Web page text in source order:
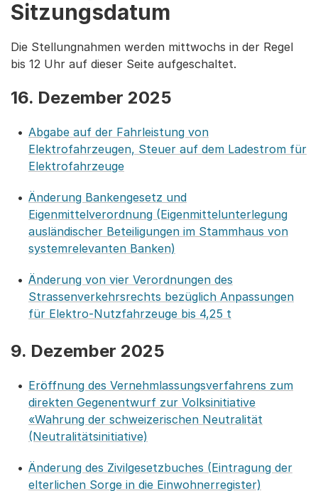
Sitzungsdatum
Die Stellungnahmen werden mittwochs in der Regel
bis 12 Uhr auf dieser Seite aufgeschaltet.
16. Dezember 2025
Abgabe auf der Fahrleistung von
Elektrofahrzeugen, Steuer auf dem Ladestrom für
Elektrofahrzeuge
Änderung Bankengesetz und
Eigenmittelverordnung (Eigenmittelunterlegung
ausländischer Beteiligungen im Stammhaus von
systemrelevanten Banken)
Änderung von vier Verordnungen des
Strassenverkehrsrechts bezüglich Anpassungen
für Elektro-Nutzfahrzeuge bis 4,25 t
9. Dezember 2025
Eröffnung des Vernehmlassungsverfahrens zum
direkten Gegenentwurf zur Volksinitiative
«Wahrung der schweizerischen Neutralität
(Neutralitätsinitiative)
Änderung des Zivilgesetzbuches (Eintragung der
elterlichen Sorge in die Einwohnerregister)